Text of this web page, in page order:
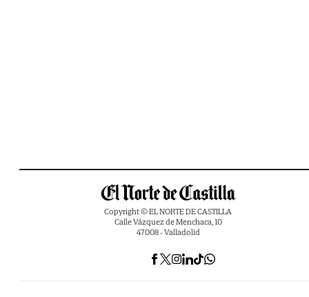
Copyright © EL NORTE DE CASTILLA
Calle Vázquez de Menchaca, 10
47008 - Valladolid